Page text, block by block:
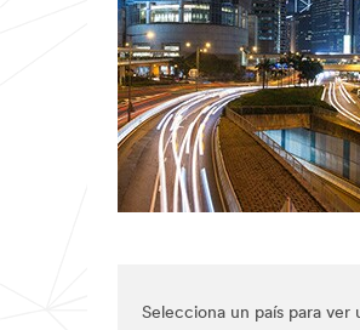
By
checking
the box, I
communica
Selecciona un país para